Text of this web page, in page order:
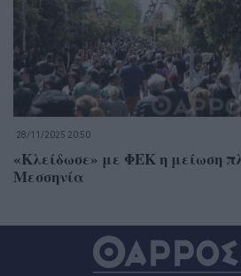
28/11/2025 20:50
«Κλείδωσε» με ΦΕΚ η μείωση
Μεσσηνία